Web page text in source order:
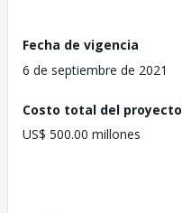
Fecha de vigencia
6 de septiembre de 2021
Costo total del proyecto
US$ 500.00 millones